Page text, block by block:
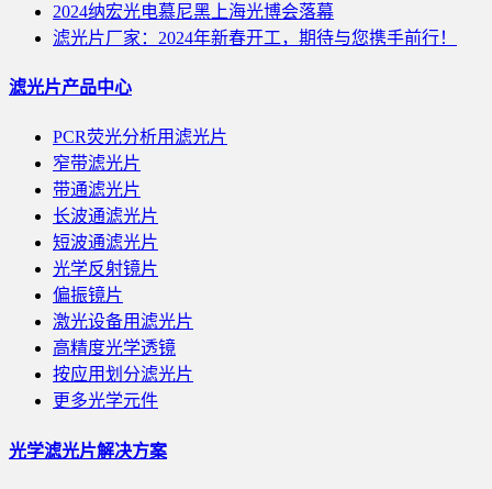
2024纳宏光电慕尼黑上海光博会落幕
滤光片厂家：2024年新春开工，期待与您携手前行！
滤光片产品中心
PCR荧光分析用滤光片
窄带滤光片
带通滤光片
长波通滤光片
短波通滤光片
光学反射镜片
偏振镜片
激光设备用滤光片
高精度光学透镜
按应用划分滤光片
更多光学元件
光学滤光片解决方案